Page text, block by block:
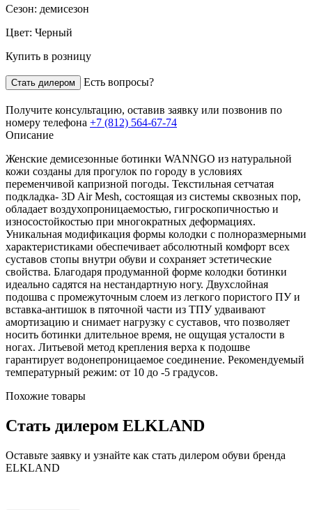
Сезон: демисезон
Цвет: Черный
Купить в розницу
Стать дилером Есть вопросы?
Получите консультацию, оставив заявку или позвонив по
номеру телефона +7 (812) 564-67-74
Описание
Женские демисезонные ботинки WANNGO из натуральной
кожи созданы для прогулок по городу в условиях
переменчивой капризной погоды. Текстильная сетчатая
подкладка- 3D Air Mesh, состоящая из системы сквозных пор,
обладает воздухопроницаемостью, гигроскопичностью и
износостойкостью при многократных деформациях.
Уникальная модификация формы колодки с полноразмерными
характеристиками обеспечивает абсолютный комфорт всех
суставов стопы внутри обуви и сохраняет эстетические
свойства. Благодаря продуманной форме колодки ботинки
идеально садятся на нестандартную ногу. Двухслойная
подошва с промежуточным слоем из легкого пористого ПУ и
вставка-антишок в пяточной части из ТПУ удваивают
амортизацию и снимает нагрузку с суставов, что позволяет
носить ботинки длительное время, не ощущая усталости в
ногах. Литьевой метод крепления верха к подошве
гарантирует водонепроницаемое соединение. Рекомендуемый
температурный режим: от 10 до -5 градусов.
Похожие товары
Стать дилером ELKLAND
Оставьте заявку и узнайте как стать дилером обуви бренда
ELKLAND